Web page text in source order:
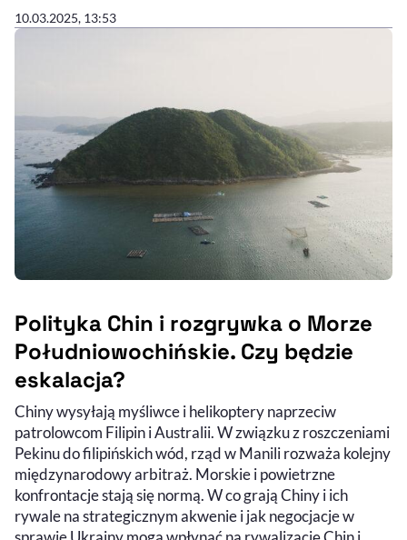
10.03.2025, 13:53
Polityka Chin i rozgrywka o Morze
Południowochińskie. Czy będzie
eskalacja?
Chiny wysyłają myśliwce i helikoptery naprzeciw
patrolowcom Filipin i Australii. W związku z roszczeniami
Pekinu do filipińskich wód, rząd w Manili rozważa kolejny
międzynarodowy arbitraż. Morskie i powietrzne
konfrontacje stają się normą. W co grają Chiny i ich
rywale na strategicznym akwenie i jak negocjacje w